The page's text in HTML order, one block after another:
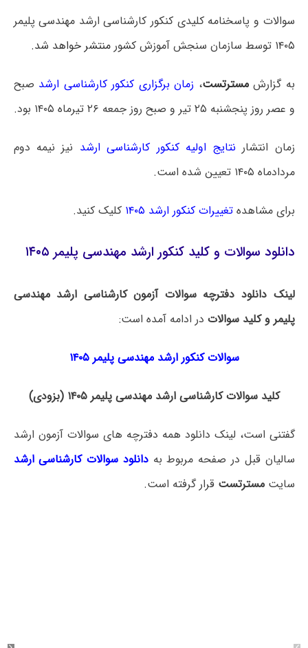
سوالات و پاسخنامه کلیدی کنکور کارشناسی ارشد مهندسی پلیمر
۱۴۰۵ توسط سازمان سنجش آموزش کشور
منتشر خواهد شد.
به گزارشمسترتست، زمان برگزاری کنکور کارشناسی ارشد صبح
و عصر روز پنجشنبه ۲۵ تیر و صبح روز جمعه ۲۶ تیرماه ۱۴۰۵ بود.
زمان انتشار نتایج اولیه کنکور کارشناسی ارشد نیز نیمه دوم
مردادماه ۱۴۰۵ تعیین شده است.
برای مشاهدهتغییرات کنکور ارشد ۱۴۰۵ کلیک کنید.
دانلود سوالات و کلید کنکور ارشد مهندسی پلیمر ۱۴۰۵
لینک دانلود دفترچه سوالات آزمون کارشناسی ارشد مهندسی
پلیمر و کلید سوالات در ادامه آمده است:
سوالات کنکور ارشد مهندسی پلیمر ۱۴۰۵
کلید سوالات کارشناسی ارشد مهندسی پلیمر ۱۴۰۵ (بزودی)
گفتنی است، لینک دانلود همه دفترچه های سوالات آزمون ارشد
سالیان قبل در صفحه مربوط بهدانلود سوالات کارشناسی ارشد
سایتمسترتست قرار گرفته است.